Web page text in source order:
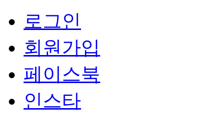
로그인
회원가입
페이스북
인스타